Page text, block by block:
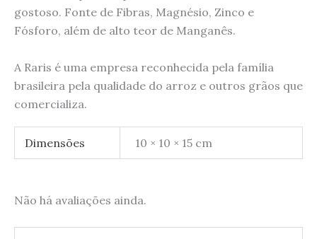
gostoso. Fonte de Fibras, Magnésio, Zinco e
Fósforo, além de alto teor de Manganês.
A Raris é uma empresa reconhecida pela família
brasileira pela qualidade do arroz e outros grãos que
comercializa.
Dimensões 10 × 10 × 15 cm
Não há avaliações ainda.